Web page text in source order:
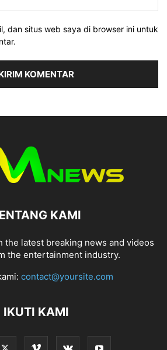
dan situs web saya di browser ini untuk
KAMI
the latest breaking news and videos
the entertainment industry.
contact@yoursite.com
IKUTI KAMI